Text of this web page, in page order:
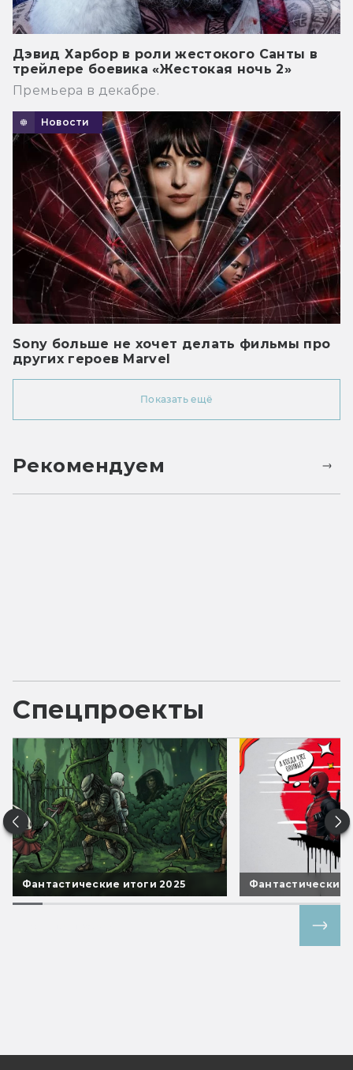
Дэвид Харбор в роли жестокого Санты в
трейлере боевика «Жестокая ночь 2»
Премьера в декабре.
Новости
Sony больше не хочет делать фильмы про
других героев Marvel
Показать ещё
Рекомендуем
Спецпроекты
Фантастические итоги 2025 Фантастические